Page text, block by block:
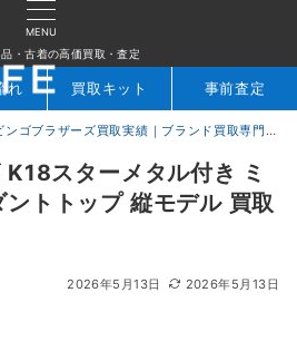
MENU
・古着の高価買取・査定
れ 買取キット 事前査定
ンゴブラザーズ買取実績｜ブランド買取専門店LIFE
スターメタル付き ミ
トトップ 縦モデル 買取
2026年5月13日 2026年5月13日